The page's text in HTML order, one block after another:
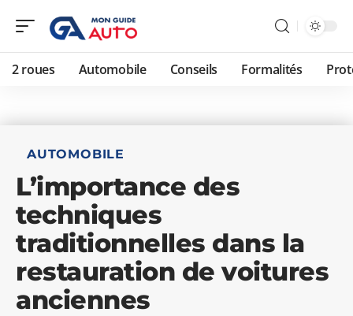
2 roues Automobile Conseils Formalités
AUTOMOBILE
L’importance des
techniques
traditionnelles dans la
restauration de voitures
anciennes